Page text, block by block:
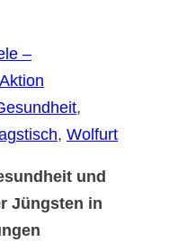
–
, Wolfurt
und
Jüngsten in